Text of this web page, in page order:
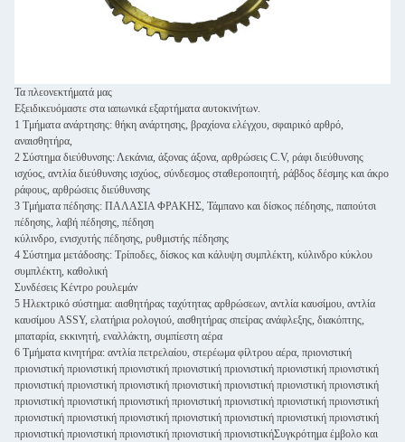
Τα πλεονεκτήματά μας
Εξειδικευόμαστε στα ιαπωνικά εξαρτήματα αυτοκινήτων.
1 Τμήματα ανάρτησης: θήκη ανάρτησης, βραχίονα ελέγχου, σφαιρικό αρθρό,
αναισθητήρα,
2 Σύστημα διεύθυνσης: Λεκάνια, άξονας άξονα, αρθρώσεις C.V, ράφι διεύθυνσης
ισχύος, αντλία διεύθυνσης ισχύος, σύνδεσμος σταθεροποιητή, ράβδος δέσμης και άκρο
ράφους, αρθρώσεις διεύθυνσης
3 Τμήματα πέδησης: ΠΑΛΑΣΙΑ ΦΡΑΚΗΣ, Τάμπανο και δίσκος πέδησης, παπούτσι
πέδησης, λαβή πέδησης, πέδηση
κύλινδρο, ενισχυτής πέδησης, ρυθμιστής πέδησης
4 Σύστημα μετάδοσης: Τρίποδες, δίσκος και κάλυψη συμπλέκτη, κύλινδρο κύκλου
συμπλέκτη, καθολική
Συνδέσεις Κέντρο ρουλεμάν
5 Ηλεκτρικό σύστημα: αισθητήρας ταχύτητας αρθρώσεων, αντλία καυσίμου, αντλία
καυσίμου ASSY, ελατήρια ρολογιού, αισθητήρας σπείρας ανάφλεξης, διακόπτης,
μπαταρία, εκκινητή, εναλλάκτη, συμπίεστη αέρα
6 Τμήματα κινητήρα: αντλία πετρελαίου, στερέωμα φίλτρου αέρα, πριονιστική
πριονιστική πριονιστική πριονιστική πριονιστική πριονιστική πριονιστική πριονιστική
πριονιστική πριονιστική πριονιστική πριονιστική πριονιστική πριονιστική πριονιστική
πριονιστική πριονιστική πριονιστική πριονιστική πριονιστική πριονιστική πριονιστική
πριονιστική πριονιστική πριονιστική πριονιστική πριονιστική πριονιστική πριονιστική
πριονιστική πριονιστική πριονιστική πριονιστική πριονιστικήΣυγκρότημα έμβολο και